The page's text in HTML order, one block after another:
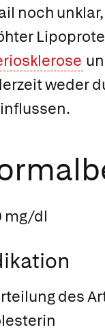
noch
weder
mg/dl
des